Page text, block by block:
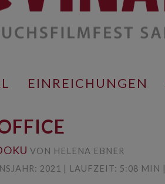
EINREICHUNGEN
VON HELENA EBNER
2021 | LAUFZEIT: 5:08 MIN |